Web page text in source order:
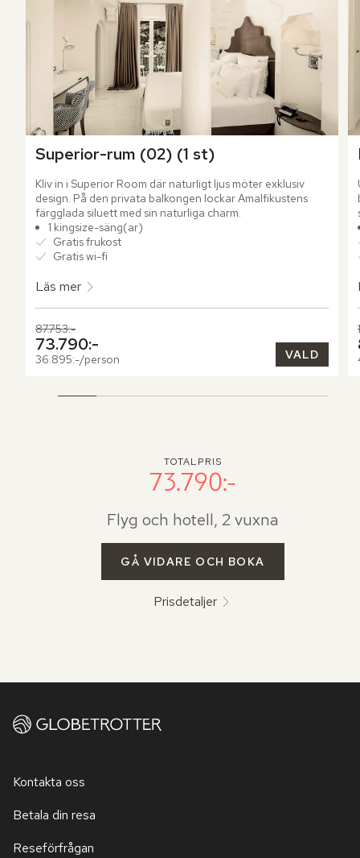
Superior-rum (02) (1 st)
Kliv in i Superior Room där naturligt ljus möter exklusiv
design. På den privata balkongen lockar Amalfikustens
färgglada siluett med sin naturliga charm.
1 kingsize-säng(ar)
Gratis frukost
Gratis wi-fi
Läs mer
Tidigare pris,
87.753:-
Nuvarande pris,
73.790:-
36.895:-/person VALD
TOTALPRIS
73.790:-
Flyg och hotell, 2 vuxna
GÅ VIDARE OCH BOKA
Prisdetaljer
Kontakta oss
Betala din resa
Reseförfrågan